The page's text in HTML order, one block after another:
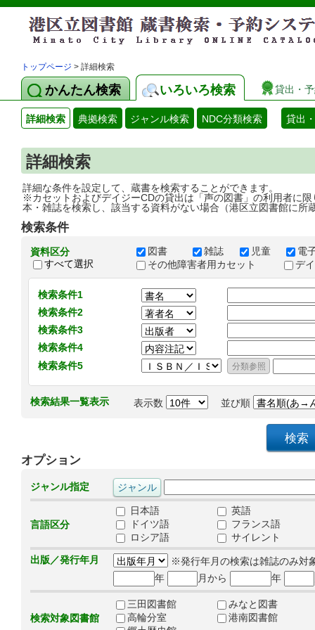
トップページ > 詳細検索
かんたん検索 いろいろ検索 貸出・
詳細検索 典拠検索 ジャンル検索 NDC分類検索 貸出
詳細検索
詳細な条件を設定して、蔵書を検索することができます。
※カセットおよびデイジーCDの貸出は「声の図書」の利用者に限
本・雑誌を検索し、該当する資料がない場合（港区立図書館に所
検索条件
資料区分
すべて選択
図書 雑誌 児童
電
その他障害者用カセット
デ
検索条件1
検索条件2
検索条件3
検索条件4
検索条件5
検索結果一覧表示 表示数 並び順
オプション
ジャンル指定
言語区分
日本語
英語
ドイツ語
フランス語
ロシア語
サイレント
出版／発行年月
※発行年月の検索は雑誌のみ対
年
月から 年
検索対象図書館
三田図書館
みなと図書
高輪分室
港南図書館